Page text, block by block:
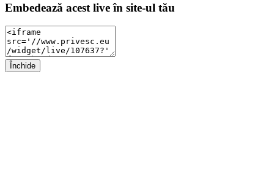
Embedează acest live în site-ul tău
Închide